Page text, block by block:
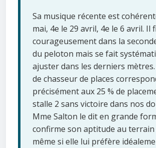
Sa musique récente est
mai, 4e le 29 avril, 4e le 6 avril. Il
courageusement dans la
du peloton mais se fait
ajuster dans les derniers
de chasseur de places
précisément aux 25 % de
stalle 2 sans victoire dans nos
Mme Salton le dit en grande
confirme son aptitude au terrain
même si elle lui préfère